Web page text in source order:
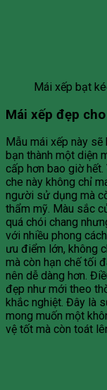
Mái xếp bạt
Mái xếp đẹp
Mẫu mái xếp này
bạn thành một diện
cấp hơn bao giờ
che này không chỉ
người sử dụng mà
thẩm mỹ. Màu sắc
quá chói chang
với nhiều phong
ưu điểm lớn, không
mà còn hạn chế tối
nên dễ dàng hơn.
đẹp như mới theo
khắc nghiệt. Đây là
mong muốn một
vệ tốt mà còn toát